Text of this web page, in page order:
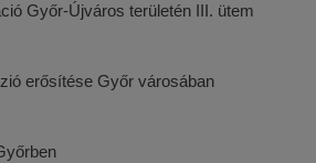
Győr-Újváros területén III. ütem
erősítése Győr városában